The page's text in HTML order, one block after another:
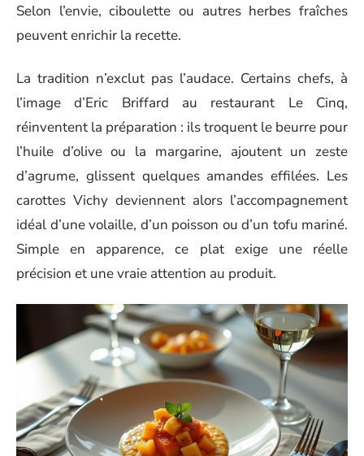
Selon l’envie, ciboulette ou autres herbes fraîches
peuvent enrichir la recette.
La tradition n’exclut pas l’audace. Certains chefs, à
l’image d’Eric Briffard au restaurant Le Cinq,
réinventent la préparation : ils troquent le beurre pour
l’huile d’olive ou la margarine, ajoutent un zeste
d’agrume, glissent quelques amandes effilées. Les
carottes Vichy deviennent alors l’accompagnement
idéal d’une volaille, d’un poisson ou d’un tofu mariné.
Simple en apparence, ce plat exige une réelle
précision et une vraie attention au produit.